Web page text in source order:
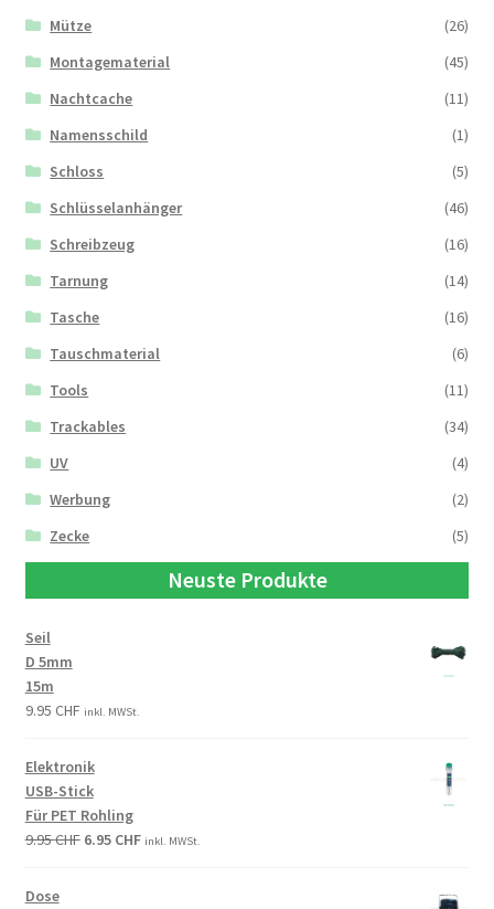
Mütze
(26)
Montagematerial
(45)
Nachtcache
(11)
Namensschild
(1)
Schloss
(5)
Schlüsselanhänger
(46)
Schreibzeug
(16)
Tarnung
(14)
Tasche
(16)
Tauschmaterial
(6)
Tools
(11)
Trackables
(34)
UV
(4)
Werbung
(2)
Zecke
(5)
Neuste Produkte
Seil
D 5mm
15m
9.95 CHF inkl. MWSt.
Elektronik
USB-Stick
Für PET Rohling
9.95CHF 6.95 CHF inkl. MWSt.
Dose